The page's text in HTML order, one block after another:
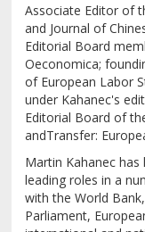
Associate Editor of
and Journal of
Editorial Board
Oeconomica;
of European Labor
under Kahanec's
Editorial Board of
andTransfer:
Martin Kahanec
leading roles in a
with the World
Parliament,